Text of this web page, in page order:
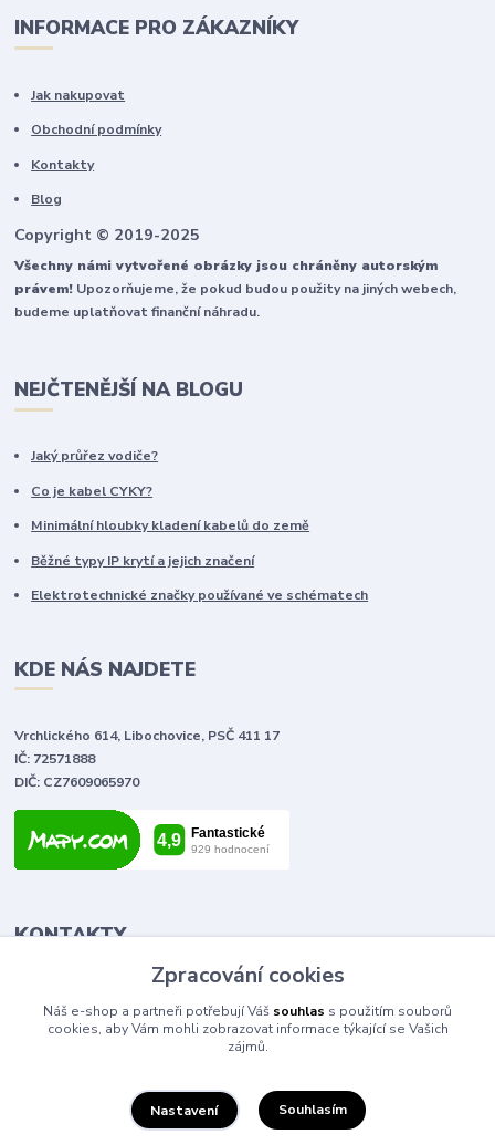
INFORMACE PRO ZÁKAZNÍKY
Jak nakupovat
Obchodní podmínky
Kontakty
Blog
Copyright © 2019-2025
Všechny námi vytvořené obrázky jsou chráněny autorským
právem! Upozorňujeme, že pokud budou použity na jiných webech,
budeme uplatňovat finanční náhradu.
NEJČTENĚJŠÍ NA BLOGU
Jaký průřez vodiče?
Co je kabel CYKY?
Minimální hloubky kladení kabelů do země
Běžné typy IP krytí a jejich značení
Elektrotechnické značky používané ve schématech
KDE NÁS NAJDETE
Vrchlického 614, Libochovice, PSČ 411 17
IČ: 72571888
DIČ: CZ7609065970
KONTAKTY
Tomáš Vlček
+420 702 090 443
volejte od 9,00 - 20,00 hod
info@elektromaterial.cz
Zpracování cookies
Náš e-shop a partneři potřebují Váš souhlas s použitím souborů
cookies, aby Vám mohli zobrazovat informace týkající se Vašich
zájmů.
Nastavení Souhlasím